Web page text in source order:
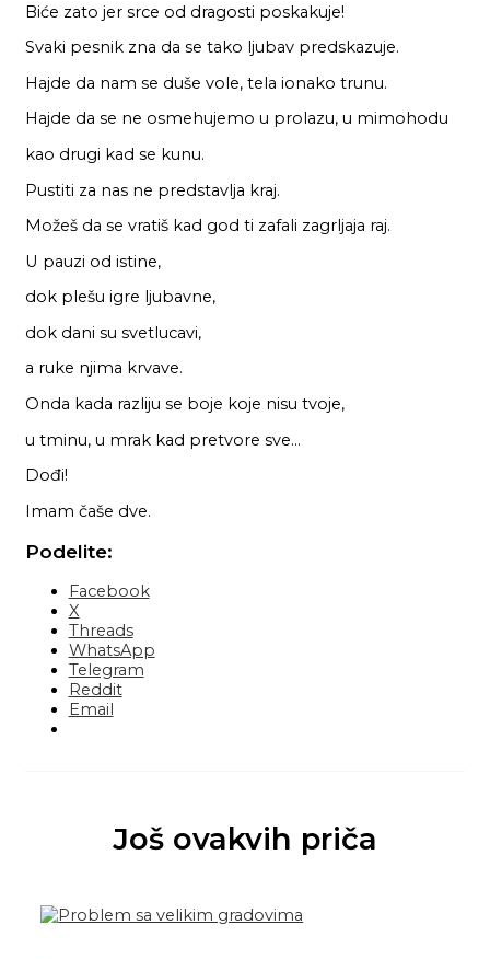
Biće zato jer srce od dragosti poskakuje!
Svaki pesnik zna da se tako ljubav predskazuje.
Hajde da nam se duše vole, tela ionako trunu.
Hajde da se ne osmehujemo u prolazu, u mimohodu
kao drugi kad se kunu.
Pustiti za nas ne predstavlja kraj.
Možeš da se vratiš kad god ti zafali zagrljaja raj.
U pauzi od istine,
dok plešu igre ljubavne,
dok dani su svetlucavi,
a ruke njima krvave.
Onda kada razliju se boje koje nisu tvoje,
u tminu, u mrak kad pretvore sve…
Dođi!
Imam čaše dve.
Podelite:
Facebook
X
Threads
WhatsApp
Telegram
Reddit
Email
Još ovakvih priča